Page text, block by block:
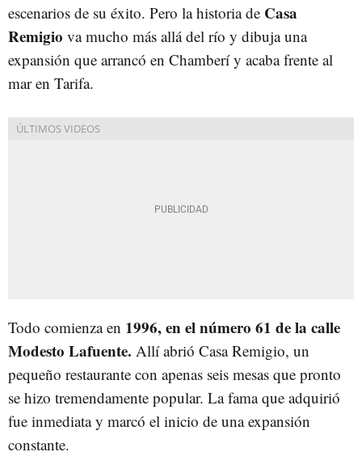
escenarios de su éxito. Pero la historia de Casa
Remigio va mucho más allá del río y dibuja una
expansión que arrancó en Chamberí y acaba frente al
mar en Tarifa.
Todo comienza en 1996, en el número 61 de la calle
Modesto Lafuente. Allí abrió Casa Remigio, un
pequeño restaurante con apenas seis mesas que pronto
se hizo tremendamente popular. La fama que adquirió
fue inmediata y marcó el inicio de una expansión
constante.